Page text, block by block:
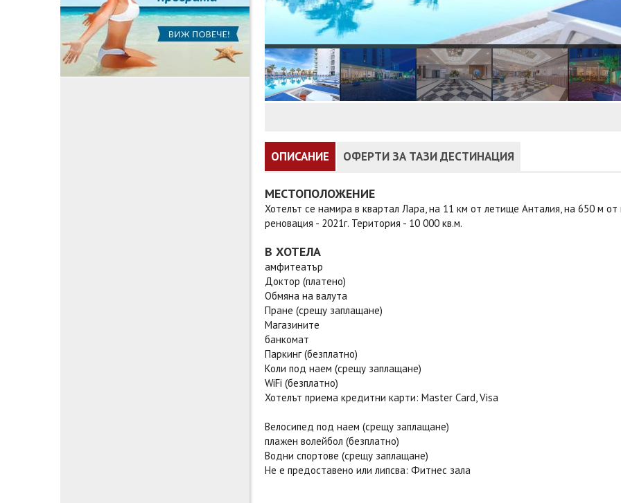
ОПИСАНИЕ ОФЕРТИ ЗА ТАЗИ ДЕСТИНАЦИЯ
МЕСТОПОЛОЖЕНИЕ
Хотелът се намира в квартал Лара, на 11 км от летище Анталия, на 650 м
реновация - 2021г. Територия - 10 000 кв.м.
В ХОТЕЛА
амфитеатър
Доктор (платено)
Обмяна на валута
Пране (срещу заплащане)
Магазините
банкомат
Паркинг (безплатно)
Коли под наем (срещу заплащане)
WiFi (безплатно)
Хотелът приема кредитни карти: Master Card, Visa
Велосипед под наем (срещу заплащане)
плажен волейбол (безплатно)
Водни спортове (срещу заплащане)
Не е предоставено или липсва: Фитнес зала